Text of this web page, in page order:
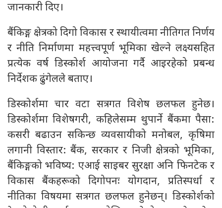
जानकारी दिए।
बैंकिङ्ग क्षेत्रको दिगो विकास र स्थायीत्वमा नीतिगत निर्णय
र नीति निर्माणमा महत्त्वपूर्ण भूमिका खेल्ने लक्ष्यसहित
प्रत्येक वर्ष डिस्कोर्श आयोजना गर्दै आइरहेको प्रबन्ध
निर्देशक ढुंगेलले बताए।
डिस्कोर्शमा चार वटा सत्रगत विशेष छलफल हुनेछ।
डिस्कोर्शमा विशेषगरी, कहिलेसम्म थुपार्ने बैंकमा पैसा:
कसरी बढाउन सकिन्छ व्यवसायीको मनोबल, कृषिमा
लगानी विस्तार: बैंक, सरकार र निजी क्षेत्रको भूमिका,
बैंकिङ्गको भविष्य: एआई साइबर सुरक्षा अनि फिनटेक र
विकास बैंकहरूको दिगोपनः योगदान, प्रतिस्पर्धा र
नीतिका विषयमा सत्रगत छलफल हुनेछन्। डिस्कोर्शको